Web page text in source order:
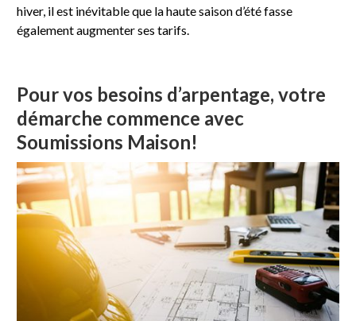
hiver, il est inévitable que la haute saison d’été fasse
également augmenter ses tarifs.
Pour vos besoins d’arpentage, votre
démarche commence avec
Soumissions Maison!